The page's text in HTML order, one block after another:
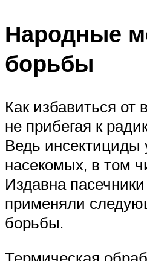
Народные
борьбы
Как избавиться от
не прибегая к
Ведь
насекомых, в том
Издавна
применяли
борьбы.